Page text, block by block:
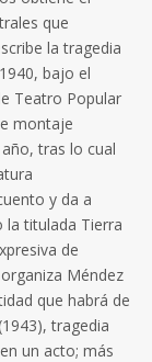
que
la tragedia
bajo el
Teatro Popular
montaje
tras lo cual
y da a
la titulada Tierra
de
Méndez
que habrá de
tragedia
un acto; más